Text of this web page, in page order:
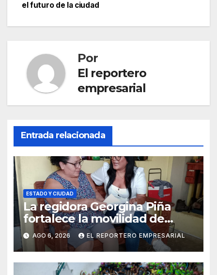
el futuro de la ciudad
Por
El reportero
empresarial
Entrada relacionada
ESTADO Y CIUDAD
La regidora Georgina Piña
fortalece la movilidad de
adultos mayores con la
entrega de aparatos
ortopédicos
AGO 6, 2026 EL REPORTERO EMPRESARIAL